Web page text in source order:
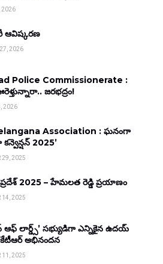
2026
ఆవిష్కరణ
27, 2026
Police Commissionerate :
జరభద్రం!
2026
Association : ఘనంగా
2025’
29, 2025
2025 – హేమలత రెడ్డి ప్రయాణం
14, 2025
ఆఫ్ లార్డ్స్’ సభ్యుడిగా ఎన్నికైన ఉదయ్
అభినందన
11, 2025